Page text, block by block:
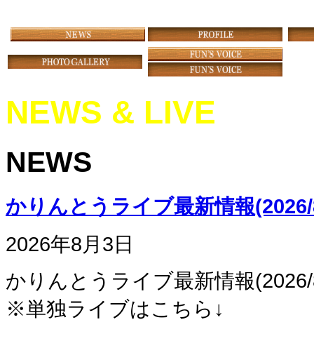
NEWS & LIVE
NEWS
かりんとうライブ最新情報
2026年8月3日
かりんとうライブ最新情報
※単独ライブはこちら↓